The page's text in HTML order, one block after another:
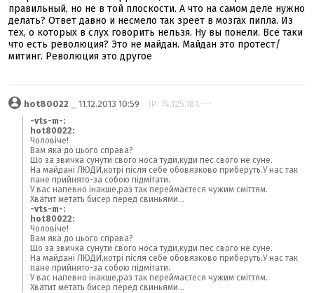
правильный, но не в той плоскости. А что на самом деле нужно
делать? Ответ давно и несмело так зреет в мозгах пипла. Из
тех, о которых в слух говорить нельзя. Ну вы понели. Все таки
что есть революция? Это не майдан. Майдан это протест/
митинг. Революция это другое
hot80022 _ 11.12.2013 10:59 IP: 74.125.181.---
-vts-m-:
hot80022:
Чоловіче!
Вам яка до цього справа?
Що за звичка сунути свого носа туди,куди пес свого не суне.
На майдані ЛЮДИ,котрі після себе обовязково приберуть.У нас так
пане прийнято-за собою підмітати.
У вас напевно інакше,раз так переймаєтеся чужим сміттям.
Хватит метать бисер перед свиньями...
-vts-m-:
hot80022:
Чоловіче!
Вам яка до цього справа?
Що за звичка сунути свого носа туди,куди пес свого не суне.
На майдані ЛЮДИ,котрі після себе обовязково приберуть.У нас так
пане прийнято-за собою підмітати.
У вас напевно інакше,раз так переймаєтеся чужим сміттям.
Хватит метать бисер перед свиньями...